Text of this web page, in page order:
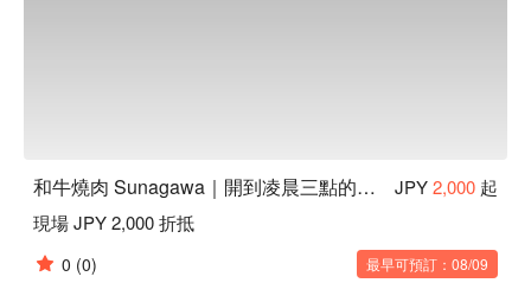
和牛燒肉 Sunagawa｜開到凌晨三點的沖繩燒肉店 JPY2,000 起
現場 JPY 2,000 折抵
0 (0) 最早可預訂：08/09